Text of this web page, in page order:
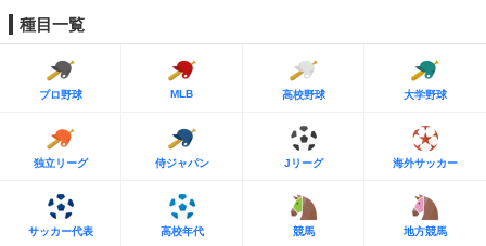
種目一覧
プロ野球 MLB 高校野球 大学野球
独立リーグ 侍ジャパン Jリーグ 海外サッカー
サッカー代表 高校年代 競馬 地方競馬